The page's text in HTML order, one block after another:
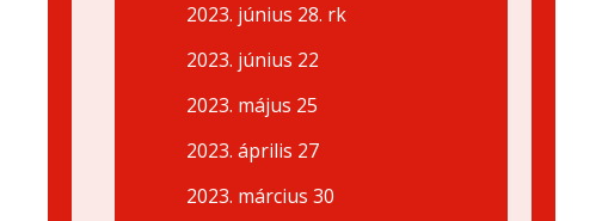
2023. június 28. rk
2023. június 22
2023. május 25
2023. április 27
2023. március 30